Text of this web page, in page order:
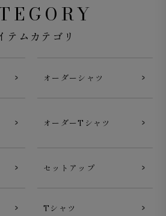
テムカテゴリ
オーダーシャツ
オーダーTシャツ
セットアップ
Tシャツ